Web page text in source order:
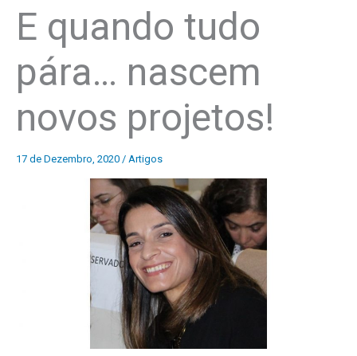
E quando tudo
pára… nascem
novos projetos!
17 de Dezembro, 2020 / Artigos